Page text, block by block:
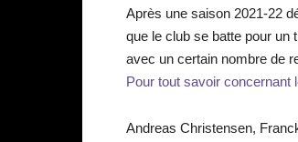
Après une saison 2021-22
que le club se batte pour un
avec un certain nombre de
Pour tout savoir concernant
Andreas Christensen,